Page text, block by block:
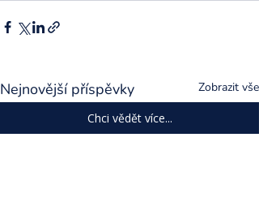
Nejnovější příspěvky Zobrazit vše
Chci vědět více...